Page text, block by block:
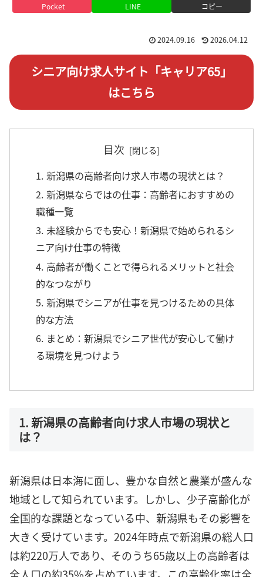
Pocket LINE コピー
2024.09.16 2026.04.12
シニア向け求人サイト「キャリア65」
はこちら
目次
1. 新潟県の高齢者向け求人市場の現状とは？
2. 新潟県ならではの仕事：高齢者におすすめの
職種一覧
3. 未経験からでも安心！新潟県で始められるシ
ニア向け仕事の特徴
4. 高齢者が働くことで得られるメリットと社会
的なつながり
5. 新潟県でシニアが仕事を見つけるための具体
的な方法
6. まとめ：新潟県でシニア世代が安心して働け
る環境を見つけよう
1. 新潟県の高齢者向け求人市場の現状と
は？
新潟県は日本海に面し、豊かな自然と農業が盛んな
地域として知られています。しかし、少子高齢化が
全国的な課題となっている中、新潟県もその影響を
大きく受けています。2024年時点で新潟県の総人口
は約220万人であり、そのうち65歳以上の高齢者は
全人口の約35%を占めています。この高齢化率は全